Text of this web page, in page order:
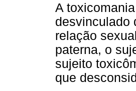
A
desvinculado
relação
paterna, o
sujeito
que